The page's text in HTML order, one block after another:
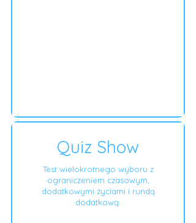
Quiz Show
Test wielokrotnego wyboru z
ograniczeniem czasowym,
dodatkowymi życiami i rundą
dodatkową.